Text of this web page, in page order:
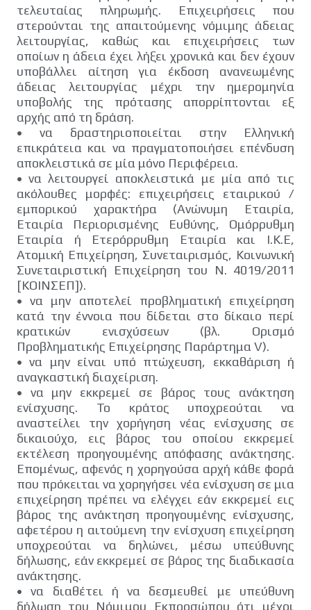
τελευταίας πληρωμής. Επιχειρήσεις που
στερούνται της απαιτούμενης νόμιμης άδειας
λειτουργίας, καθώς και επιχειρήσεις των
οποίων η άδεια έχει λήξει χρονικά και δεν έχουν
υποβάλλει αίτηση για έκδοση ανανεωμένης
άδειας λειτουργίας μέχρι την ημερομηνία
υποβολής της πρότασης απορρίπτονται εξ
αρχής από τη δράση.
•
να δραστηριοποιείται στην Ελληνική
επικράτεια και να πραγματοποιήσει επένδυση
αποκλειστικά σε μία μόνο Περιφέρεια.
• να λειτουργεί αποκλειστικά με μία από τις
ακόλουθες μορφές: επιχειρήσεις εταιρικού /
εμπορικού χαρακτήρα (Ανώνυμη Εταιρία,
Εταιρία Περιορισμένης Ευθύνης, Ομόρρυθμη
Εταιρία ή Ετερόρρυθμη Εταιρία και Ι.Κ.Ε,
Ατομική Επιχείρηση, Συνεταιρισμός, Κοινωνική
Συνεταιριστική Επιχείρηση του Ν. 4019/2011
[ΚΟΙΝΣΕΠ]).
• να μην αποτελεί προβληματική επιχείρηση
κατά την έννοια που δίδεται στο δίκαιο περί
κρατικών ενισχύσεων (βλ. Ορισμό
Προβληματικής Επιχείρησης Παράρτημα V).
• να μην είναι υπό πτώχευση, εκκαθάριση ή
αναγκαστική διαχείριση.
•
να μην εκκρεμεί σε βάρος τους ανάκτηση
ενίσχυσης. Το κράτος υποχρεούται να
αναστείλει την χορήγηση νέας ενίσχυσης σε
δικαιούχο, εις βάρος του οποίου εκκρεμεί
εκτέλεση προηγουμένης απόφασης ανάκτησης.
Επομένως, αφενός η χορηγούσα αρχή κάθε φορά
που πρόκειται να χορηγήσει νέα ενίσχυση σε μια
επιχείρηση πρέπει να ελέγχει εάν εκκρεμεί εις
βάρος της ανάκτηση προηγουμένης ενίσχυσης,
αφετέρου η αιτούμενη την ενίσχυση επιχείρηση
υποχρεούται να δηλώνει, μέσω υπεύθυνης
δήλωσης, εάν εκκρεμεί σε βάρος της διαδικασία
ανάκτησης.
•
να διαθέτει ή να δεσμευθεί με υπεύθυνη
δήλωση του Νόμιμου Εκπροσώπου ότι μέχρι